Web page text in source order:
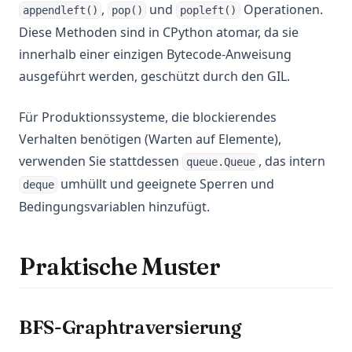
appendleft() , pop() und popleft()
Operationen.
Diese Methoden sind in CPython atomar, da sie
innerhalb einer einzigen Bytecode-Anweisung
ausgeführt werden, geschützt durch den GIL.
Für Produktionssysteme, die blockierendes
Verhalten benötigen (Warten auf Elemente),
verwenden Sie stattdessen
queue.Queue , das intern
deque umhüllt und geeignete Sperren und
Bedingungsvariablen hinzufügt.
Praktische Muster
BFS-Graphtraversierung